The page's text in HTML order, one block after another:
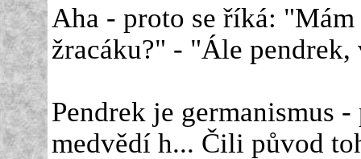
Aha - proto se říká:
žracáku?" - "Ále
Pendrek je germanismus
medvědí h... Čili původ